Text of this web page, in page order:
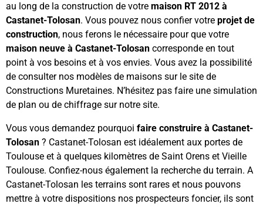
au long de la construction de votre maison RT 2012 à
Castanet-Tolosan. Vous pouvez nous confier votre projet de
construction, nous ferons le nécessaire pour que votre
maison neuve à Castanet-Tolosan corresponde en tout
point à vos besoins et à vos envies. Vous avez la possibilité
de consulter nos modèles de maisons sur le site de
Constructions Muretaines. N’hésitez pas faire une simulation
de plan ou de chiffrage sur notre site.
Vous vous demandez pourquoi faire construire à Castanet-
Tolosan ? Castanet-Tolosan est idéalement aux portes de
Toulouse et à quelques kilomètres de Saint Orens et Vieille
Toulouse. Confiez-nous également la recherche du terrain. A
Castanet-Tolosan les terrains sont rares et nous pouvons
mettre à votre dispositions nos prospecteurs foncier, ils sont